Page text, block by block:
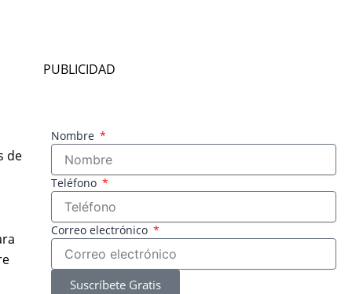
de
PUBLICIDAD
Nombre
Teléfono
Correo electrónico
Suscríbete Gratis